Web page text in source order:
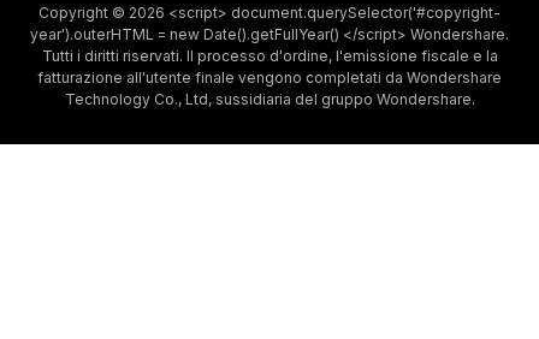
Copyright © 2026 <script> document.querySelector('#copyright-
year').outerHTML = new Date().getFullYear() </script> Wondershare.
Tutti i diritti riservati. Il processo d'ordine, l'emissione fiscale e la
fatturazione all'utente finale vengono completati da Wondershare
Technology Co., Ltd, sussidiaria del gruppo Wondershare.